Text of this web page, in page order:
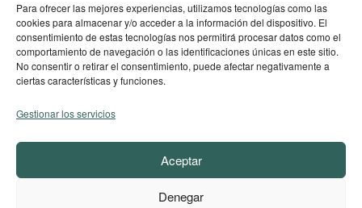
Para ofrecer las mejores experiencias, utilizamos tecnologías como las
cookies para almacenar y/o acceder a la información del dispositivo. El
consentimiento de estas tecnologías nos permitirá procesar datos como el
comportamiento de navegación o las identificaciones únicas en este sitio.
No consentir o retirar el consentimiento, puede afectar negativamente a
ciertas características y funciones.
Gestionar los servicios
Aceptar
Denegar
Sobre nosotros
Nuestra flota
Política de Responsabilidad Social Corporativa